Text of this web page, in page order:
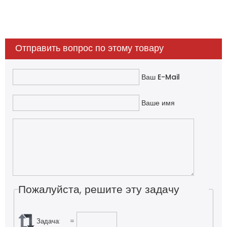
Отправить вопрос по этому товару
Ваш E-Mail
Ваше имя
Пожалуйста, решите эту задачу
Задача: =